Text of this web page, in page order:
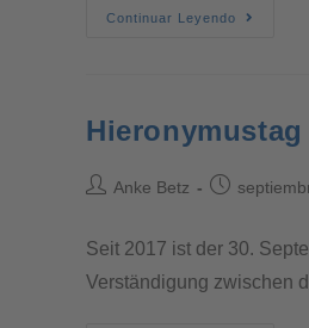
Continuar Leyendo
Hieronymustag
Anke Betz
Seit 2017 ist der 30.
Verständigung zwischen